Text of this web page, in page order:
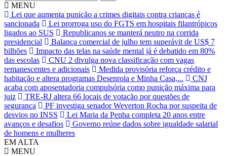
MENU
Lei que aumenta punição a crimes digitais contra crianças é
sancionada
Lei prorroga uso do FGTS em hospitais filantrópicos
ligados ao SUS
Republicanos se manterá neutro na corrida
presidencial
Balança comercial de julho tem superávit de US$ 7
bilhões
Impacto das telas na saúde mental já é debatido em 80%
das escolas
CNU 2 divulga nova classificação com vagas
remanescentes e adicionais
Medida provisória reforça crédito e
habitação e altera programas Desenrola e Minha Casa,...
CNJ
acaba com aposentadoria compulsória como punição máxima para
juiz
TRE-RJ altera 66 locais de votação por questões de
segurança
PF investiga senador Weverton Rocha por suspeita de
desvios no INSS
Lei Maria da Penha completa 20 anos entre
avanços e desafios
Governo reúne dados sobre igualdade salarial
de homens e mulheres
EM ALTA
MENU